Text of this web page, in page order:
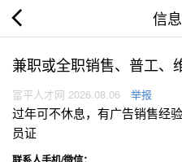
信
兼职或全职销售、普工、
富平人才网 2026.08.06 举报
过年可不休息，有广告销售经
员证